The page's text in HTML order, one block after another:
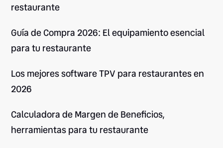
restaurante
Guía de Compra 2026: El equipamiento esencial
para tu restaurante
Los mejores software TPV para restaurantes en
2026
Calculadora de Margen de Beneficios,
herramientas para tu restaurante